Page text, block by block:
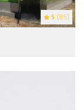
5 (85)